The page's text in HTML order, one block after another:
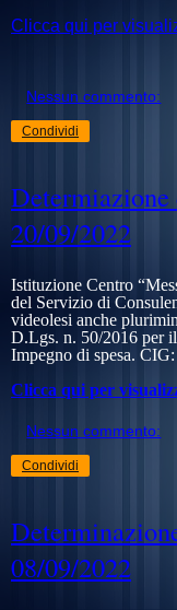
Clicca qui per
Nessun commento:
Condividi
20/09/2022
Istituzione Centro
del Servizio di
videolesi anche
D.Lgs. n. 50/2016 per
Impegno di spesa. CIG:
Clicca qui per
Nessun commento:
Condividi
08/09/2022